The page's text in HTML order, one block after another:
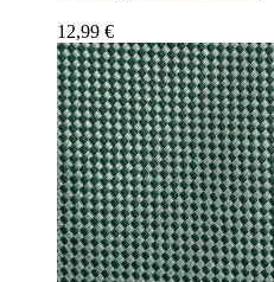
12,99 €